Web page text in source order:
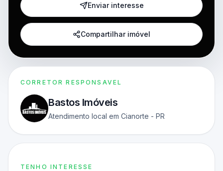
Enviar interesse
Compartilhar imóvel
CORRETOR RESPONSAVEL
Bastos Imóveis
Atendimento local em Cianorte - PR
TENHO INTERESSE